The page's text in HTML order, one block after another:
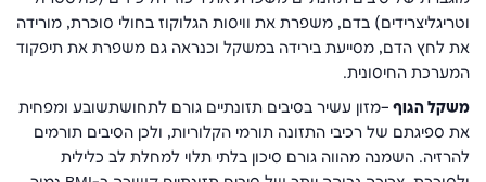
וטריגליצרידים) בדם, משפרת את וויסות הגלוקוז בחולי סוכרת, מורידה
את לחץ הדם, מסייעת בירידה במשקל וכנראה גם משפרת את תיפקוד
המערכת החיסונית.
משקל הגוף –מזון עשיר בסיבים תזונתיים גורם לתחושתשובע ומפחית
את ספיגתם של רכיבי התזונה תורמי הקלוריות, ולכן הסיבים תורמים
להרזיה. השמנה מהווה גורם סיכון בלתי תלוי למחלת לב כלילית